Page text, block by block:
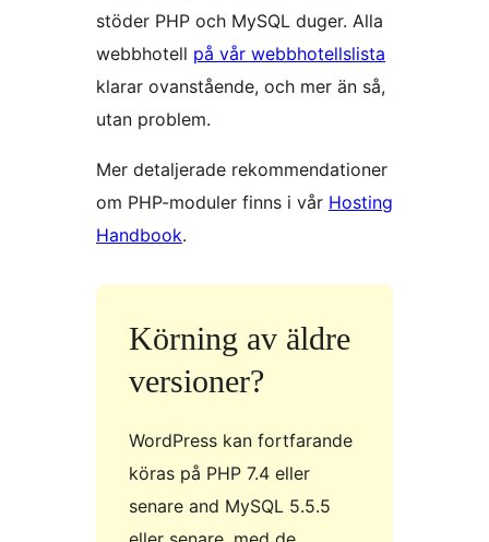
stöder PHP och MySQL duger. Alla
webbhotell på vår webbhotellslista
klarar ovanstående, och mer än så,
utan problem.
Mer detaljerade rekommendationer
om PHP-moduler finns i vår Hosting
Handbook.
Körning av äldre
versioner?
WordPress kan fortfarande
köras på PHP 7.4 eller
senare and MySQL 5.5.5